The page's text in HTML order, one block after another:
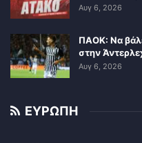
Αυγ 6, 2026
ΠΑΟΚ: Να
στην
Αυγ 6, 2026
ΕΥΡΩΠΗ